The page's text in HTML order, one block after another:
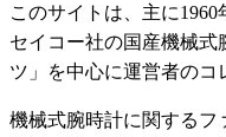
このサイトは、主に
セイコー社の国産機械式
ツ」を中心に運営者のコ
機械式腕時計に関するフ